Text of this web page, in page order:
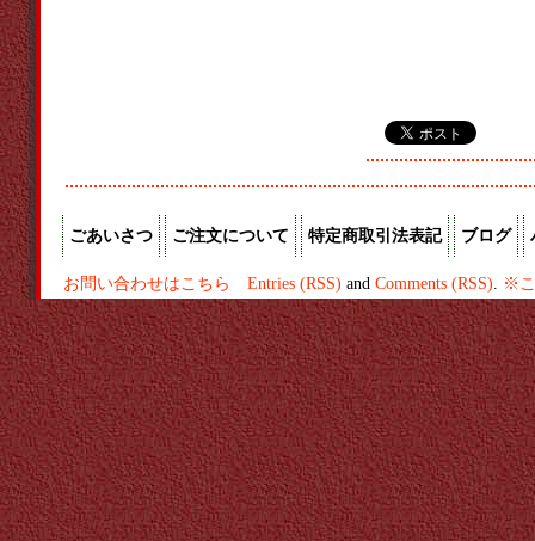
ごあいさつ ご注文について 特定商取引法表記 ブログ
お問い合わせはこちら Entries (RSS) and Comments (RSS) ※